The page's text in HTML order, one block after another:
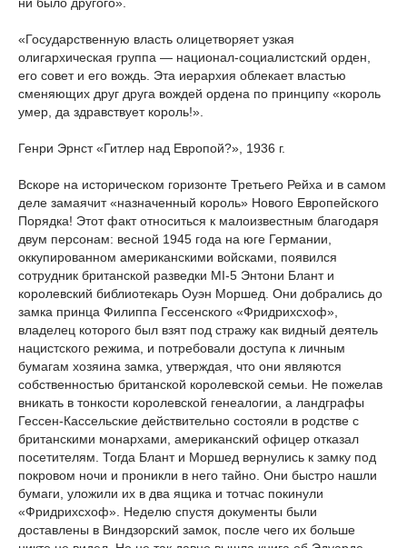
«Государственную власть олицетворяет узкая
олигархическая группа — национал-социалистский орден,
его совет и его вождь. Эта иерархия облекает властью
сменяющих друг друга вождей ордена по принципу «король
умер, да здравствует король!».
Генри Эрнст «Гитлер над Европой?», 1936 г.
Вскоре на историческом горизонте Третьего Рейха и в самом
деле замаячит «назначенный король» Нового Европейского
Порядка! Этот факт относиться к малоизвестным благодаря
двум персонам: весной 1945 года на юге Германии,
оккупированном американскими войсками, появился
сотрудник британской разведки MI-5 Энтони Блант и
королевский библиотекарь Оуэн Моршед. Они добрались до
замка принца Филиппа Гессенского «Фридрихсхоф»,
владелец которого был взят под стражу как видный деятель
нацистского режима, и потребовали доступа к личным
бумагам хозяина замка, утверждая, что они являются
собственностью британской королевской семьи. Не пожелав
вникать в тонкости королевской генеалогии, а ландграфы
Гессен-Кассельские действительно состояли в родстве с
британскими монархами, американский офицер отказал
посетителям. Тогда Блант и Моршед вернулись к замку под
покровом ночи и проникли в него тайно. Они быстро нашли
бумаги, уложили их в два ящика и тотчас покинули
«Фридрихсхоф». Неделю спустя документы были
доставлены в Виндзорский замок, после чего их больше